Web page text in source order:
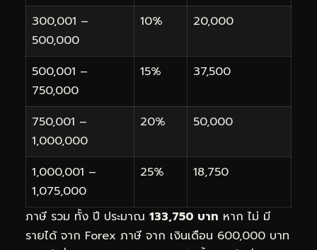
300,001 –
500,000
10% 20,000
500,001 –
750,000
15% 37,500
750,001 –
1,000,000
20% 50,000
1,000,001 –
1,075,000
25% 18,750
ภาษี รวม ทั้ง ปี ประมาณ 133,750 บาท หาก ไม่ มี
รายได้ จาก Forex ภาษี จาก เงินเดือน 600,000 บาท